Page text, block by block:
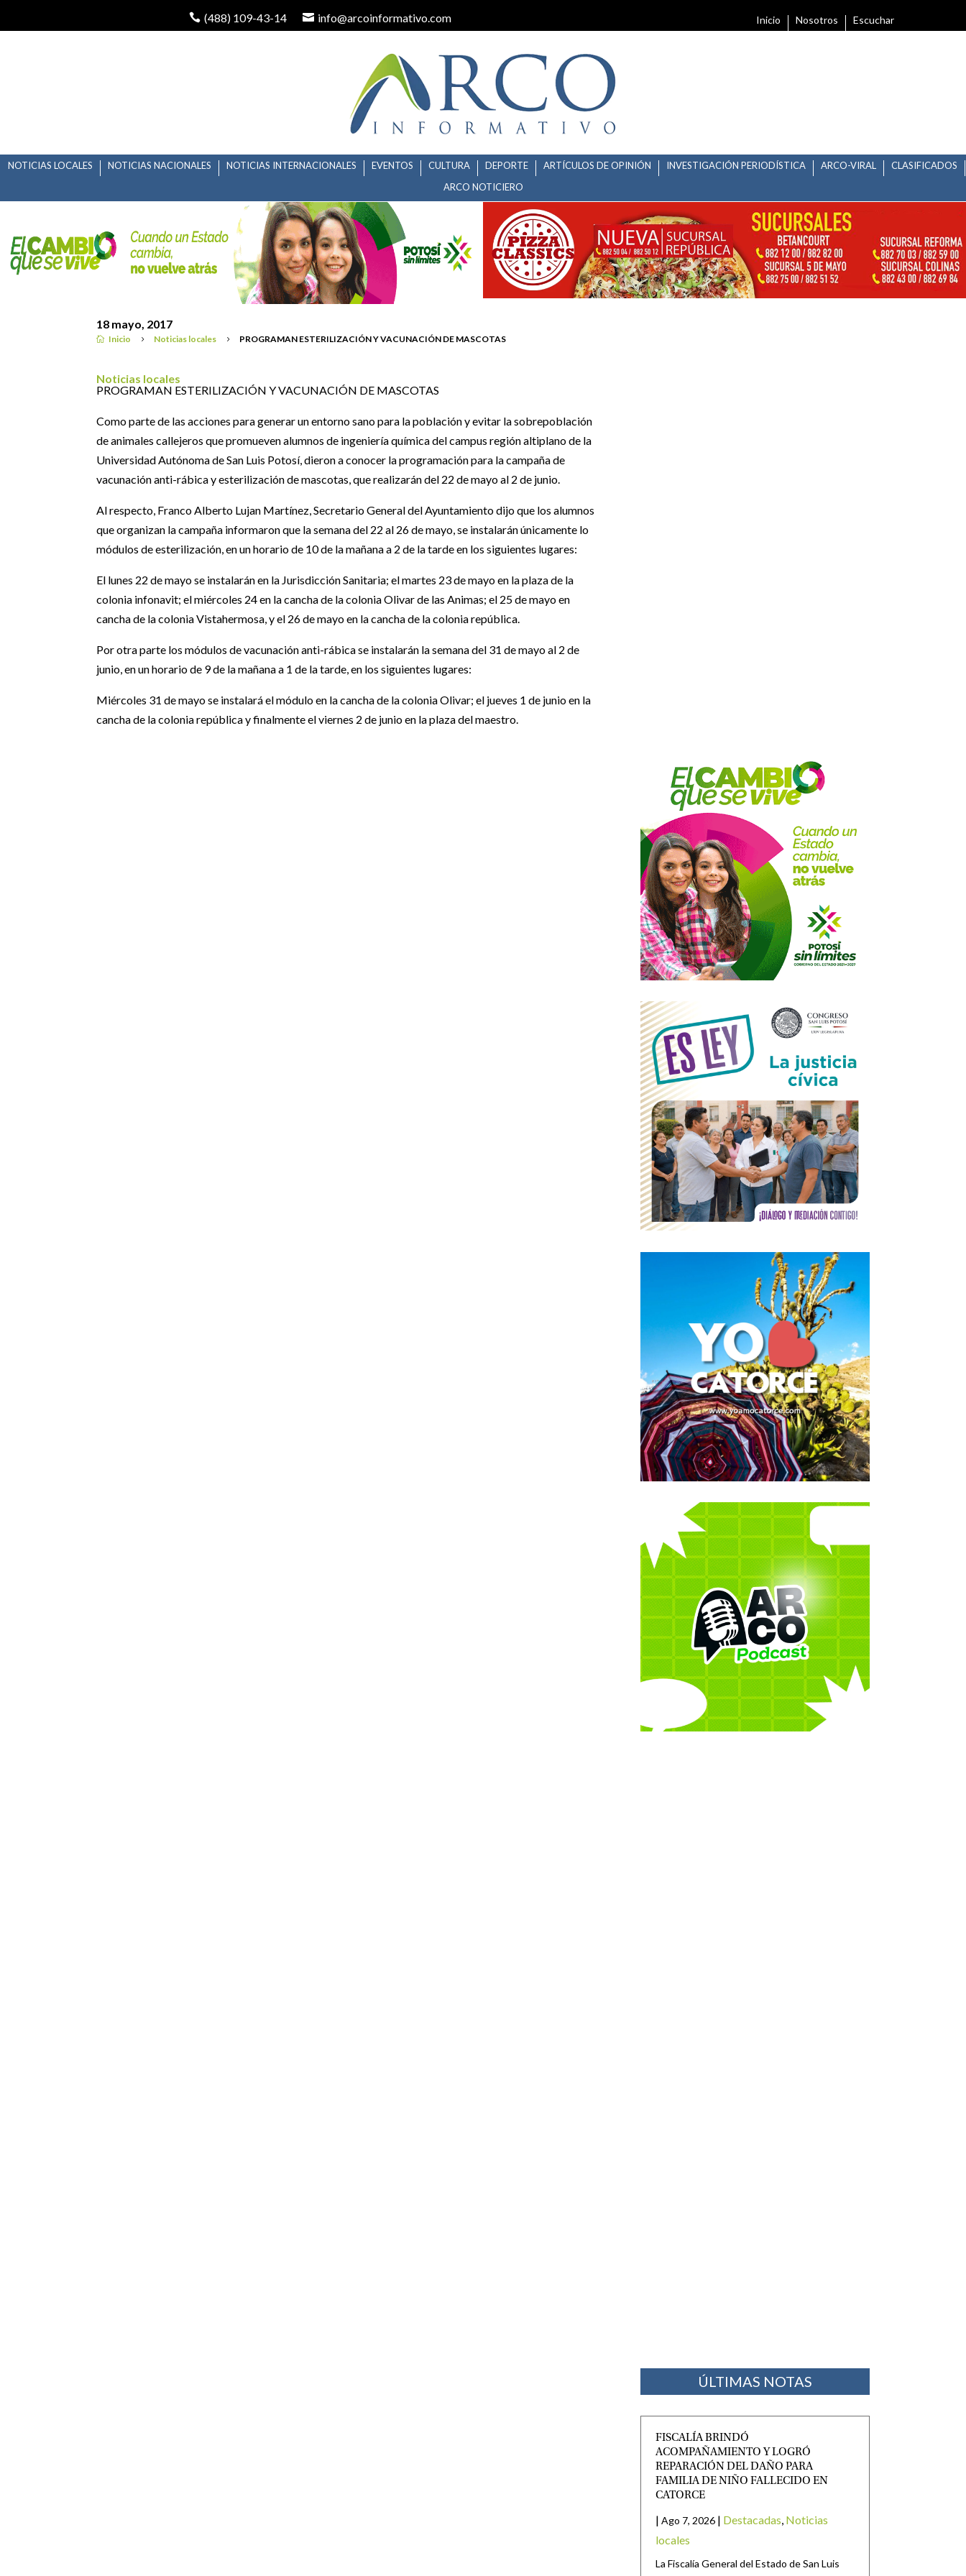
(488) 109-43-14 info@arcoinformativo.com Inicio Nosotros Escuchar
NOTICIAS LOCALES NOTICIAS NACIONALES NOTICIAS INTERNACIONALES EVENTOS CULTURA DEPORTE ARTÍCULOS DE OPINIÓN INVESTIGACIÓN PERIODÍSTICA ARCO-VIRAL
CLASIFICADOS
ARCO NOTICIERO
 Inicio 5 Noticias locales 5 PROGRAMAN ESTERILIZACIÓN Y VACUNACIÓN DE MASCOTAS
PROGRAMAN ESTERILIZACIÓN Y VACUNACIÓN DE MASCOTAS
Noticias locales
18 mayo, 2017
PROGRAMAN ESTERILIZACIÓN Y VACUNACIÓN DE MASCOTAS
Como parte de las acciones para generar un entorno sano para la población y evitar la sobrepoblación
de animales callejeros que promueven alumnos de ingeniería química del campus región altiplano de la
Universidad Autónoma de San Luis Potosí, dieron a conocer la programación para la campaña de
vacunación anti-rábica y esterilización de mascotas, que realizarán del 22 de mayo al 2 de junio.
Al respecto, Franco Alberto Lujan Martínez, Secretario General del Ayuntamiento dijo que los alumnos
que organizan la campaña informaron que la semana del 22 al 26 de mayo, se instalarán únicamente lo
módulos de esterilización, en un horario de 10 de la mañana a 2 de la tarde en los siguientes lugares:
El lunes 22 de mayo se instalarán en la Jurisdicción Sanitaria; el martes 23 de mayo en la plaza de la
colonia infonavit; el miércoles 24 en la cancha de la colonia Olivar de las Animas; el 25 de mayo en
cancha de la colonia Vistahermosa, y el 26 de mayo en la cancha de la colonia república.
Por otra parte los módulos de vacunación anti-rábica se instalarán la semana del 31 de mayo al 2 de
junio, en un horario de 9 de la mañana a 1 de la tarde, en los siguientes lugares:
Miércoles 31 de mayo se instalará el módulo en la cancha de la colonia Olivar; el jueves 1 de junio en la
cancha de la colonia república y finalmente el viernes 2 de junio en la plaza del maestro.
ÚLTIMAS NOTAS
FISCALÍA BRINDÓ
ACOMPAÑAMIENTO Y LOGRÓ
REPARACIÓN DEL DAÑO PARA
FAMILIA DE NIÑO FALLECIDO EN
CATORCE
| Ago 7, 2026 | Destacadas, Noticias
locales
La Fiscalía General del Estado de San Luis